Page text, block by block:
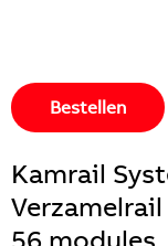
Bestellen
Kamrail
56 modules